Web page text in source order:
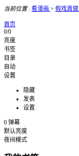
当前位置: 看漫画 > 假戏真做
首页
0/0
亮度
书签
目录
自动
设置
隐藏
发表
设置
0 弹幕
默认亮度
夜间模式